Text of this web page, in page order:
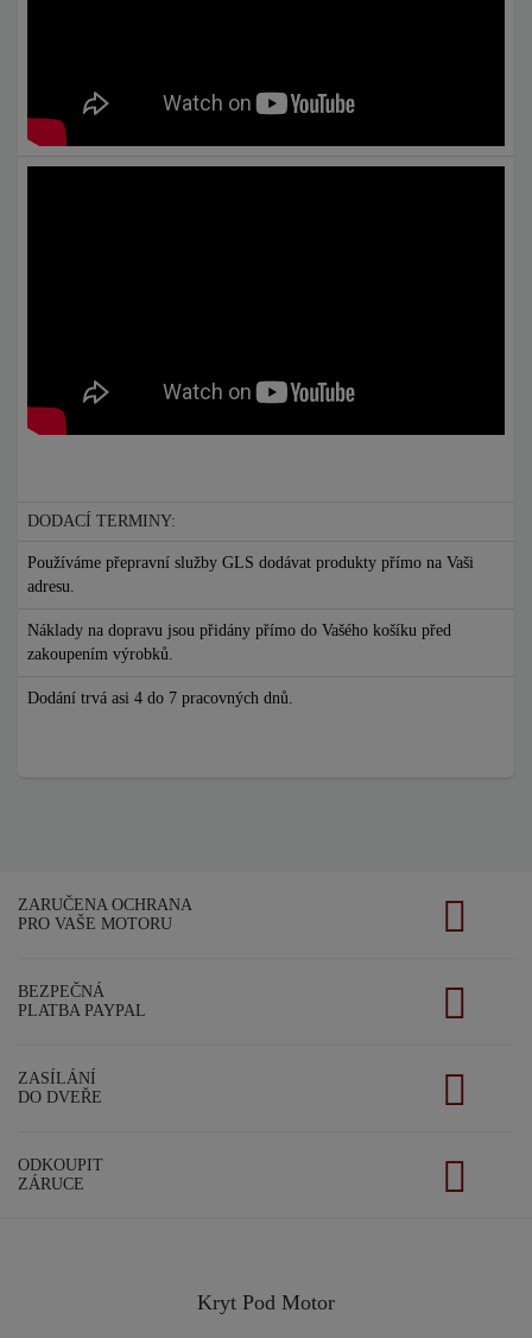
DODACÍ TERMINY:
Používáme přepravní služby GLS dodávat produkty přímo na Vaši
adresu.
Náklady na dopravu jsou přidány přímo do Vašého košíku před
zakoupením výrobků.
Dodání trvá asi 4 do 7 pracovných dnů.
ZARUČENA OCHRANA
PRO VAŠE MOTORU
BEZPEČNÁ
PLATBA PAYPAL
ZASÍLÁNÍ
DO DVEŘE
ODKOUPIT
ZÁRUCE
Kryt Pod Motor